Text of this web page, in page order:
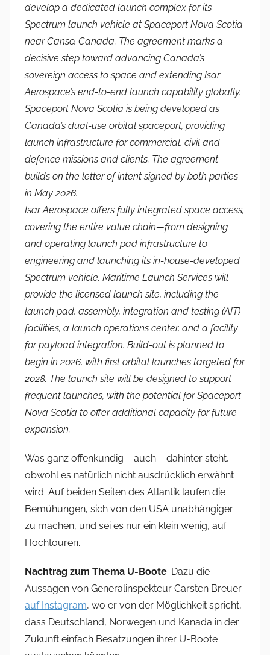
develop a dedicated launch complex for its
Spectrum launch vehicle at Spaceport Nova Scotia
near Canso, Canada. The agreement marks a
decisive step toward advancing Canada’s
sovereign access to space and extending Isar
Aerospace’s end-to-end launch capability globally.
Spaceport Nova Scotia is being developed as
Canada’s dual-use orbital spaceport, providing
launch infrastructure for commercial, civil and
defence missions and clients. The agreement
builds on the letter of intent signed by both parties
in May 2026.
Isar Aerospace offers fully integrated space access,
covering the entire value chain—from designing
and operating launch pad infrastructure to
engineering and launching its in-house-developed
Spectrum vehicle. Maritime Launch Services will
provide the licensed launch site, including the
launch pad, assembly, integration and testing (AIT)
facilities, a launch operations center, and a facility
for payload integration. Build-out is planned to
begin in 2026, with first orbital launches targeted for
2028. The launch site will be designed to support
frequent launches, with the potential for Spaceport
Nova Scotia to offer additional capacity for future
expansion.
Was ganz offenkundig – auch – dahinter steht,
obwohl es natürlich nicht ausdrücklich erwähnt
wird: Auf beiden Seiten des Atlantik laufen die
Bemühungen, sich von den USA unabhängiger
zu machen, und sei es nur ein klein wenig, auf
Hochtouren.
Nachtrag zum Thema U-Boote: Dazu die
Aussagen von Generalinspekteur Carsten Breuer
auf Instagram, wo er von der Möglichkeit spricht,
dass Deutschland, Norwegen und Kanada in der
Zukunft einfach Besatzungen ihrer U-Boote